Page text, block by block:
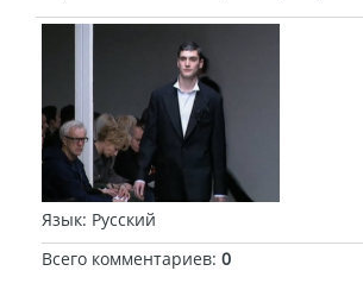
Язык: Русский
Всего комментариев: 0